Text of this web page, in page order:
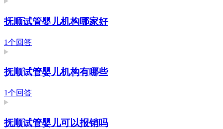
抚顺试管婴儿机构哪家好
1个回答
抚顺试管婴儿机构有哪些
1个回答
抚顺试管婴儿可以报销吗